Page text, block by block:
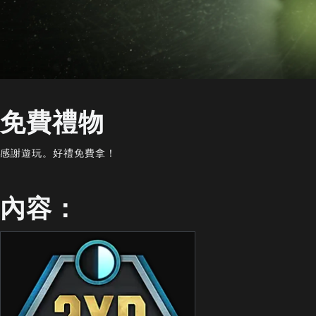
免費禮物
感謝遊玩。好禮免費拿！
內容：